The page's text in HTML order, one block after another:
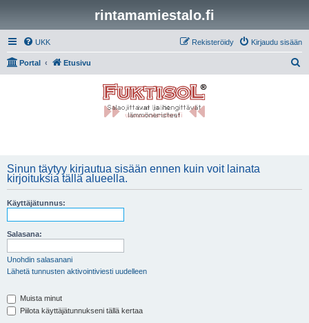
rintamamiestalo.fi
UKK Kirjaudu sisään
Rekisteröidy
Portal Etusivu
Sinun täytyy kirjautua sisään ennen kuin voit lainata
kirjoituksia tällä alueella.
Käyttäjätunnus:
Salasana:
Unohdin salasanani
Lähetä tunnusten aktivointiviesti uudelleen
Muista minut
Piilota käyttäjätunnukseni tällä kertaa